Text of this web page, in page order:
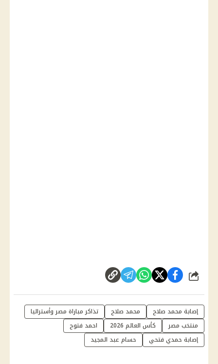
شارك
إصابة محمد صلاح محمد صلاح
تذاكر مباراة مصر وأستراليا
منتخب مصر
كأس العالم 2026
احمد فتوح
إصابة حمدي فتحي
حسام عبد المجيد